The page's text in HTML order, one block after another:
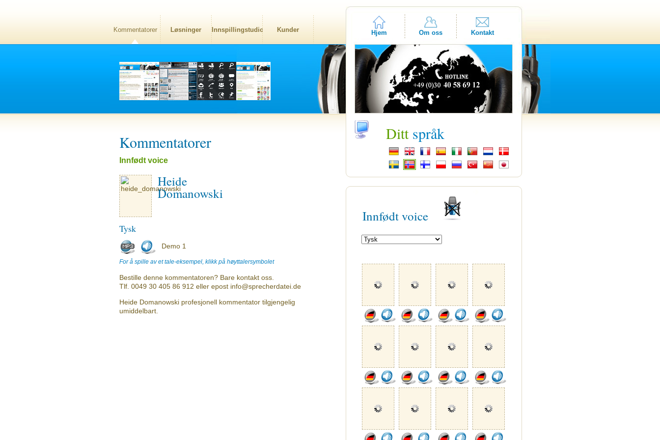
Kommentatorer Løsninger Innspillingstudio Kunder Hjem Om oss Kontakt
Kommentatorer
Innfødt voice
Heide
Domanowski
Tysk
Demo 1
For å spille av et tale-eksempel, klikk på høyttalersymbolet
Bestille denne kommentatoren? Bare kontakt oss.
Tlf. 0049 30 405 86 912 eller epost info@sprecherdatei.de
Heide Domanowski profesjonell kommentator tilgjengelig
umiddelbart.
Ditt språk
Innfødt voice